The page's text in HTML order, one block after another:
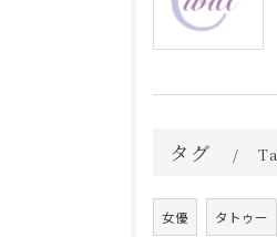
タグ
女優 タトゥー